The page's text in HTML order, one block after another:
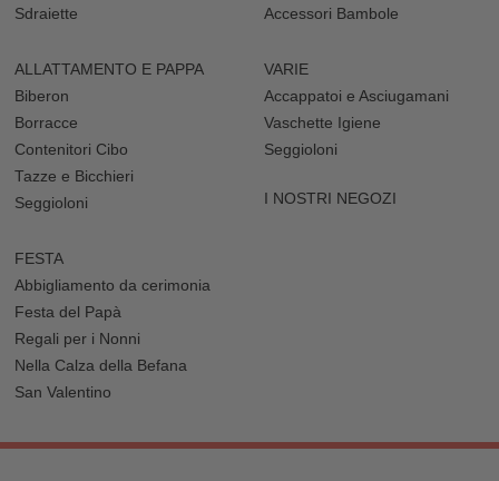
Sdraiette
Accessori Bambole
ALLATTAMENTO E PAPPA
Biberon
Borracce
Contenitori Cibo
Tazze e Bicchieri
Seggioloni
VARIE
Accappatoi e Asciugamani
Vaschette Igiene
Seggioloni
I NOSTRI NEGOZI
FESTA
Abbigliamento da cerimonia
Festa del Papà
Regali per i Nonni
Nella Calza della Befana
San Valentino